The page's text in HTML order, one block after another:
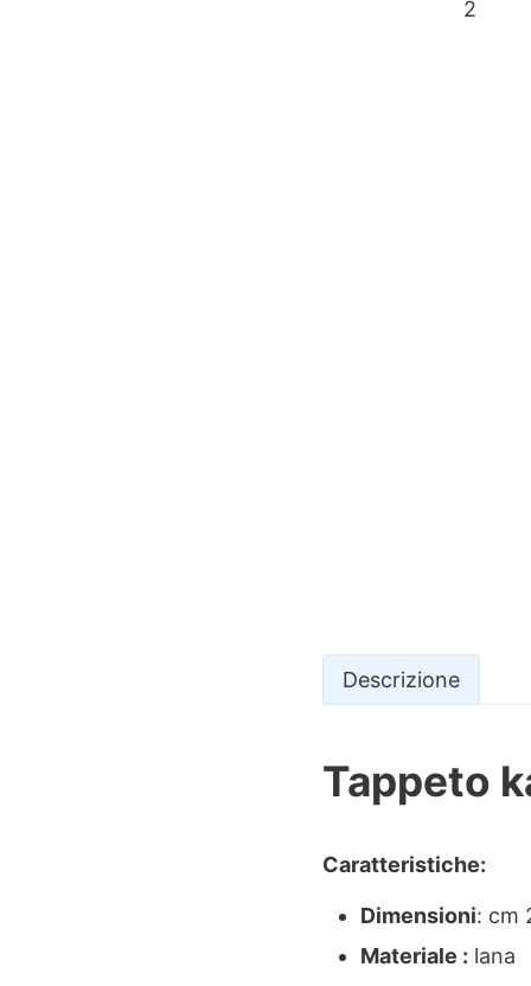
Descrizione
Tappeto
Caratteristiche:
Dimensioni: cm
Materiale : lana